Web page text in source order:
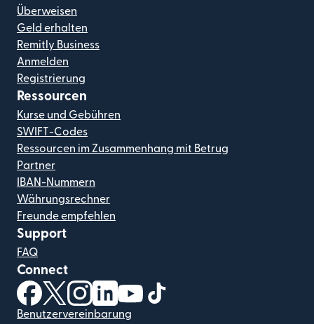
Überweisen
Geld erhalten
Remitly Business
Anmelden
Registrierung
Ressourcen
Kurse und Gebühren
SWIFT-Codes
Ressourcen im Zusammenhang mit Betrug
Partner
IBAN-Nummern
Währungsrechner
Freunde empfehlen
Support
FAQ
Connect
(wird in einem neuen Fenster geöffnet)
(wird in einem neuen Fenster geöffnet)
(wird in einem neuen Fenster geöffnet)
(wird in einem neuen Fenster geöffnet)
(wird in einem neuen Fenster
Benutzervereinbarung